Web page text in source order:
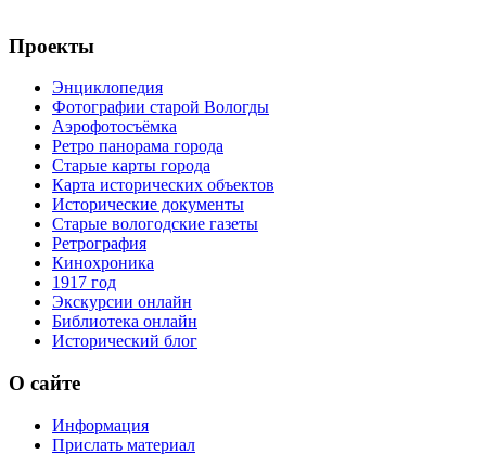
Проекты
Энциклопедия
Фотографии старой Вологды
Аэрофотосъёмка
Ретро панорама города
Старые карты города
Карта исторических объектов
Исторические документы
Старые вологодские газеты
Ретрография
Кинохроника
1917 год
Экскурсии онлайн
Библиотека онлайн
Исторический блог
О сайте
Информация
Прислать материал